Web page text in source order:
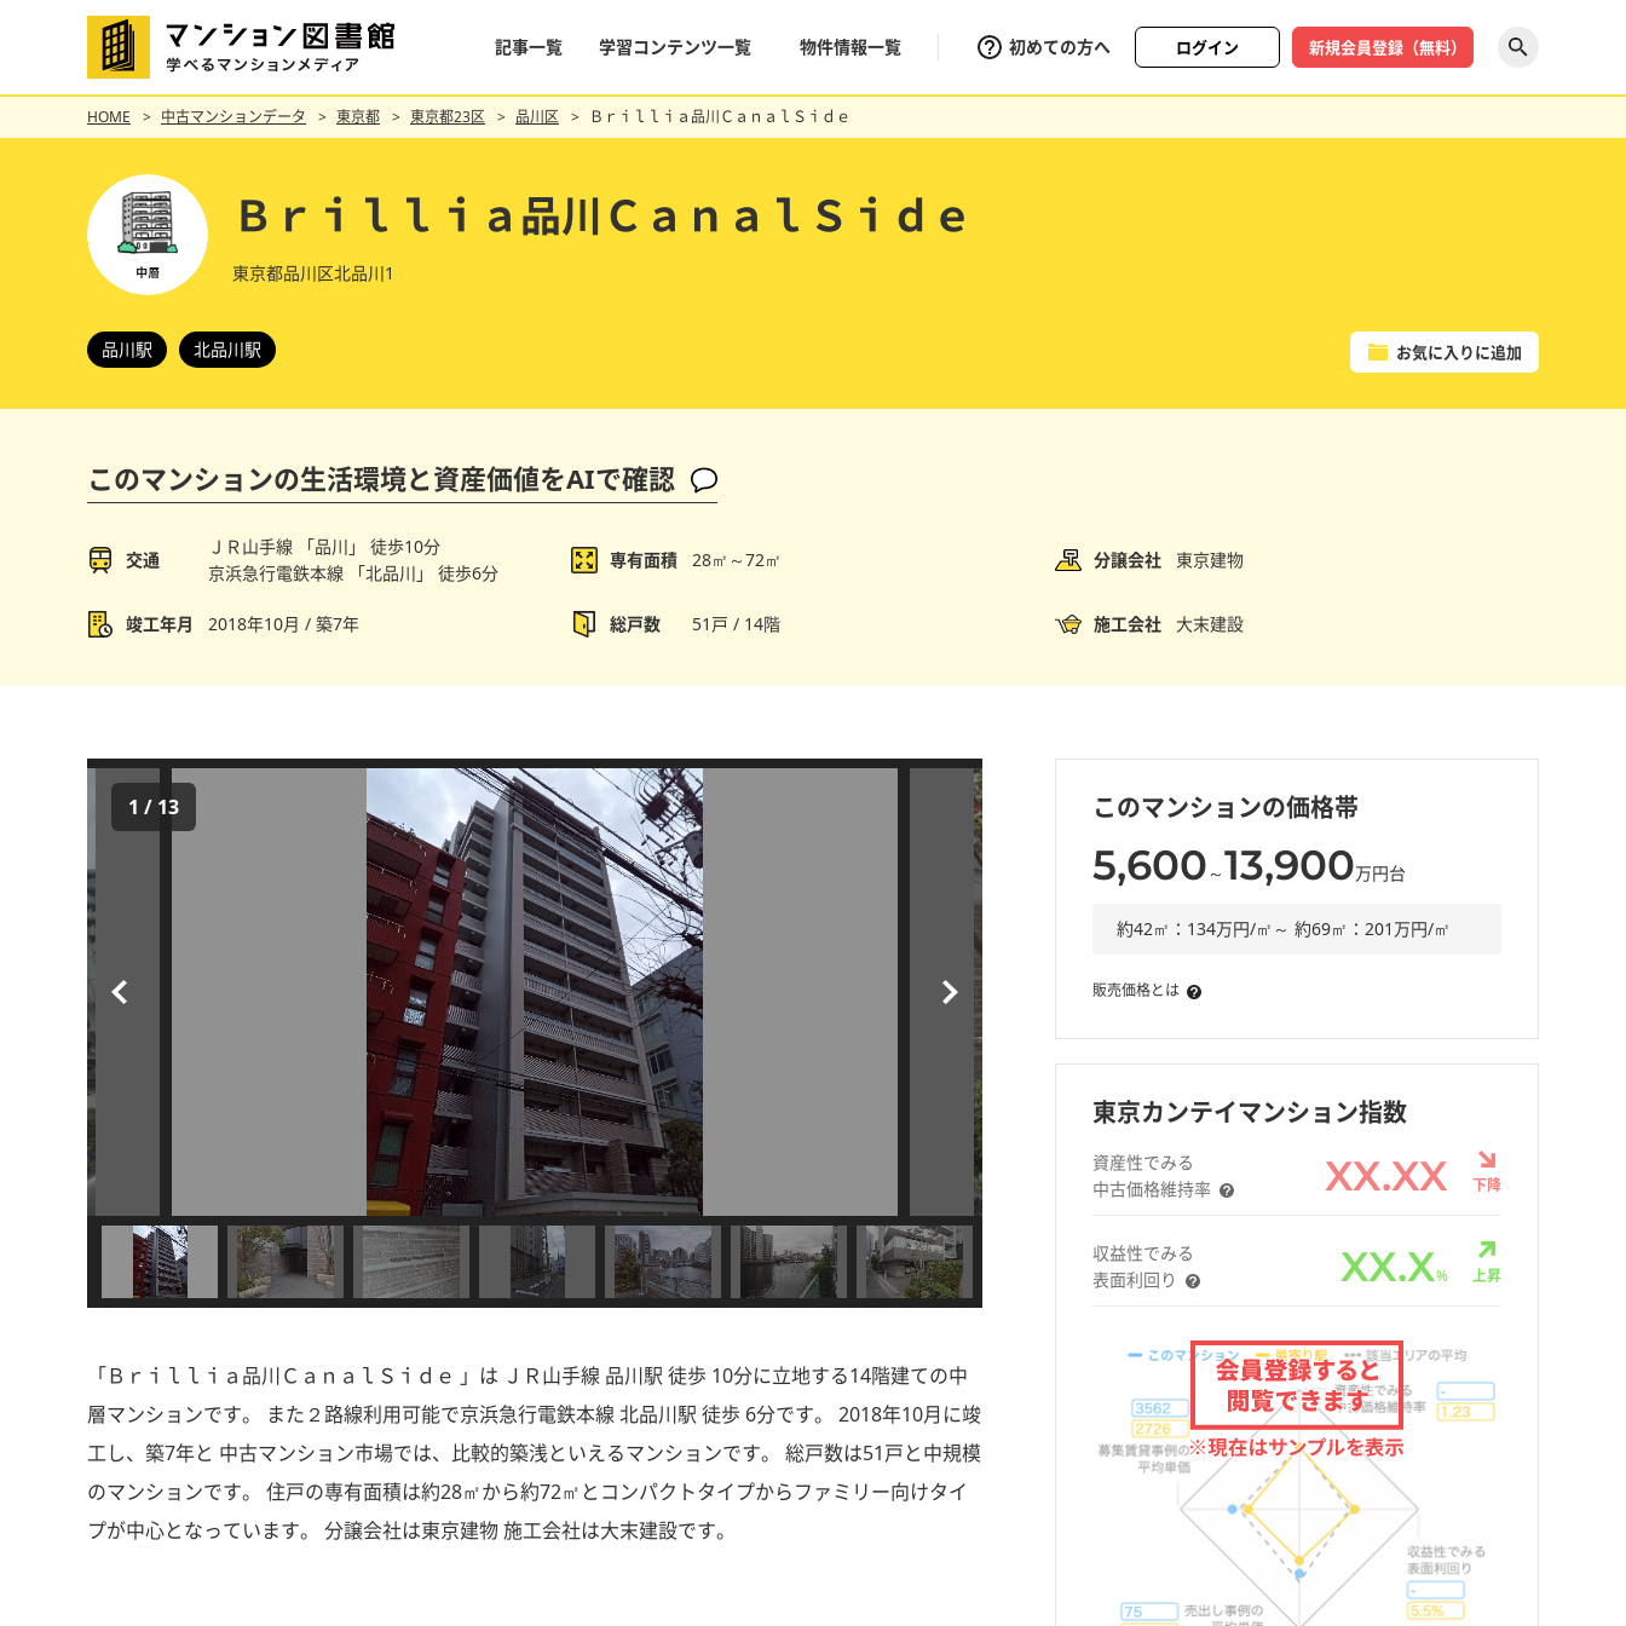
記事一覧 学習コンテンツ一覧 物件情報一覧 初めての方へ ログイン 新規会員登録（無料）
HOME 中古マンションデータ 東京都 東京都23区 品川区 Ｂｒｉｌｌｉａ品川ＣａｎａｌＳｉｄｅ
Ｂｒｉｌｌｉａ品川ＣａｎａｌＳｉｄｅ
東京都品川区北品川1
品川駅 北品川駅 お気に入りに追加
このマンションの生活環境と資産価値をAIで確認
交通
ＪＲ山手線 「品川」 徒歩10分
京浜急行電鉄本線 「北品川」 徒歩6分
専有面積 28㎡～72㎡ 分譲会社 東京建物
竣工年月 2018年10月 / 築7年 総戸数 51戸 / 14階 施工会社 大末建設
このマンションの価格帯
5,600 ～13,900万円台
約42㎡：134万円/㎡～ 約69㎡：201万円/㎡
販売価格とは
東京カンテイマンション指数
資産性でみる
中古価格維持率
XX.XX 下降
収益性でみる
表面利回り
XX.X% 上昇
1 / 13
「Ｂｒｉｌｌｉａ品川ＣａｎａｌＳｉｄｅ 」は ＪＲ山手線 品川駅 徒歩 10分に立地する14階建ての中
層マンションです。 また２路線利用可能で京浜急行電鉄本線 北品川駅 徒歩 6分です。 2018年10月に竣
工し、築7年と 中古マンション市場では、比較的築浅といえるマンションです。 総戸数は51戸と中規模
のマンションです。 住戸の専有面積は約28㎡から約72㎡とコンパクトタイプからファミリー向けタイ
プが中心となっています。 分譲会社は東京建物 施工会社は大末建設です。